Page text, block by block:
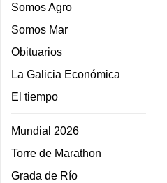
Somos Agro
Somos Mar
Obituarios
La Galicia Económica
El tiempo
Mundial 2026
Torre de Marathon
Grada de Río